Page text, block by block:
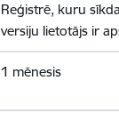
Reģistrē, kuru
versiju lietotājs ir
1 mēnesis